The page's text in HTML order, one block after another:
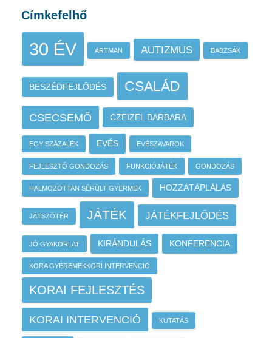
Címkefelhő
30 ÉV ARTMAN AUTIZMUS BABZSÁK
BESZÉDFEJLŐDÉS CSALÁD
CSECSEMŐ CZEIZEL BARBARA
EGY SZÁZALÉK EVÉS EVÉSZAVAROK
FEJLESZTŐ GONDOZÁS FUNKCIÓJÁTÉK GONDOZÁS
HALMOZOTTAN SÉRÜLT GYERMEK HOZZÁTÁPLÁLÁS
JÁTSZÓTÉR JÁTÉK JÁTÉKFEJLŐDÉS
JÓ GYAKORLAT KIRÁNDULÁS KONFERENCIA
KORA GYEREMEKKORI INTERVENCIÓ
KORAI FEJLESZTÉS
KORAI INTERVENCIÓ KUTATÁS